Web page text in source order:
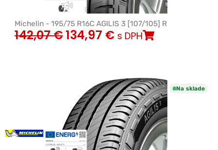
Michelin - 195/75 R16C AGILIS 3 [107/105] R
142,07€134,97 € s DPH
Na sklade